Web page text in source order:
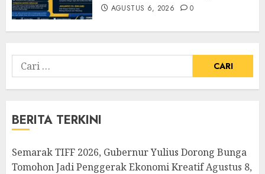
AGUSTUS 6, 2026 0
Cari
untuk:
BERITA TERKINI
Semarak TIFF 2026, Gubernur Yulius Dorong Bunga
Tomohon Jadi Penggerak Ekonomi KreatifAgustus 8,